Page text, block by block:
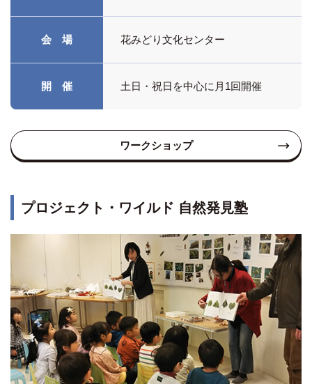
会 場 花みどり文化センター
開 催 土日・祝日を中心に月1回開催
ワークショップ
プロジェクト・ワイルド 自然発見塾